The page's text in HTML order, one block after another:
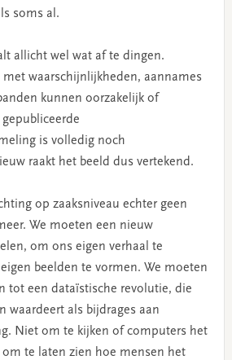
soms al.
allicht wel wat af te dingen.
met waarschijnlijkheden, aannames
kunnen oorzakelijk of
is volledig noch
raakt het beeld dus vertekend.
op zaaksniveau echter geen
We moeten een nieuw
om ons eigen verhaal te
beelden te vormen. We moeten
tot een dataïstische revolutie, die
waardeert als bijdrages aan
Niet om te kijken of computers het
te laten zien hoe mensen het